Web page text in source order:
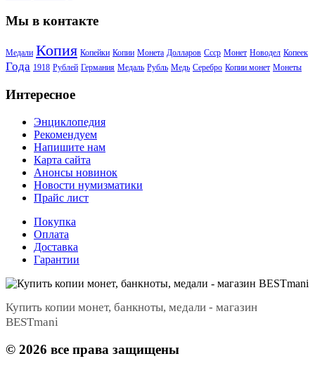
Мы в контакте
Медали Копия Копейки Копии Монета Долларов Ссср Монет Новодел Копеек
Года 1918 Рублей Германия Медаль Рубль Медь Серебро Копии монет Монеты
Интересное
Энциклопедия
Рекомендуем
Напишите нам
Карта сайта
Анонсы новинок
Новости нумизматики
Прайс лист
Покупка
Оплата
Доставка
Гарантии
Купить копии монет, банкноты, медали - магазин
BESTmani
© 2026 все права защищены